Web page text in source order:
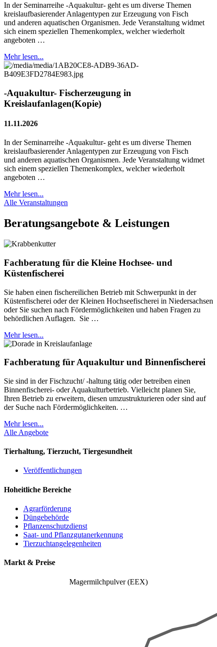
In der Seminarreihe -Aquakultur- geht es um diverse Themen
kreislaufbasierender Anlagentypen zur Erzeugung von Fisch
und anderen aquatischen Organismen. Jede Veranstaltung widmet
sich einem speziellen Themenkomplex, welcher wiederholt
angeboten …
Mehr lesen...
-Aquakultur- Fischerzeugung in
Kreislaufanlagen(Kopie)
11.11.2026
In der Seminarreihe -Aquakultur- geht es um diverse Themen
kreislaufbasierender Anlagentypen zur Erzeugung von Fisch
und anderen aquatischen Organismen. Jede Veranstaltung widmet
sich einem speziellen Themenkomplex, welcher wiederholt
angeboten …
Mehr lesen...
Alle Veranstaltungen
Beratungsangebote & Leistungen
Fachberatung für die Kleine Hochsee- und
Küstenfischerei
Sie haben einen fischereilichen Betrieb mit Schwerpunkt in der
Küstenfischerei oder der Kleinen Hochseefischerei in Niedersachsen
oder Sie suchen nach Fördermöglichkeiten und haben Fragen zu
behördlichen Auflagen. Sie …
Mehr lesen...
Fachberatung für Aquakultur und Binnenfischerei
Sie sind in der Fischzucht/ -haltung tätig oder betreiben einen
Binnenfischerei- oder Aquakulturbetrieb. Vielleicht planen Sie,
Ihren Betrieb zu erweitern, diesen umzustrukturieren oder sind auf
der Suche nach Fördermöglichkeiten. …
Mehr lesen...
Alle Angebote
Tierhaltung, Tierzucht, Tiergesundheit
Veröffentlichungen
Hoheitliche Bereiche
Agrarförderung
Düngebehörde
Pflanzenschutzdienst
Saat- und Pflanzgutanerkennung
Tierzuchtangelegenheiten
Markt & Preise
Magermilchpulver (EEX)